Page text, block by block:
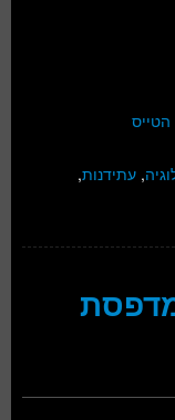
, עתידנות,